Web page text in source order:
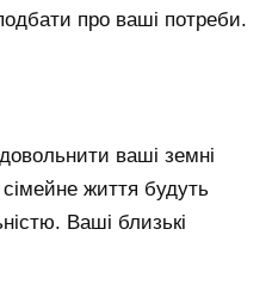
про ваші потреби.
ваші земні
життя будуть
Ваші близькі